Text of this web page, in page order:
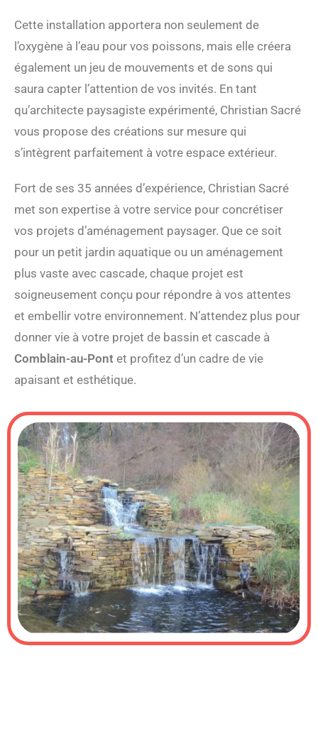
Cette installation apportera non seulement de
l’oxygène à l’eau pour vos poissons, mais elle créera
également un jeu de mouvements et de sons qui
saura capter l’attention de vos invités. En tant
qu’architecte paysagiste expérimenté, Christian Sacré
vous propose des créations sur mesure qui
s’intègrent parfaitement à votre espace extérieur.
Fort de ses 35 années d’expérience, Christian Sacré
met son expertise à votre service pour concrétiser
vos projets d’aménagement paysager. Que ce soit
pour un petit jardin aquatique ou un aménagement
plus vaste avec cascade, chaque projet est
soigneusement conçu pour répondre à vos attentes
et embellir votre environnement. N’attendez plus pour
donner vie à votre projet de bassin et cascade à
Comblain-au-Pont et profitez d’un cadre de vie
apaisant et esthétique.